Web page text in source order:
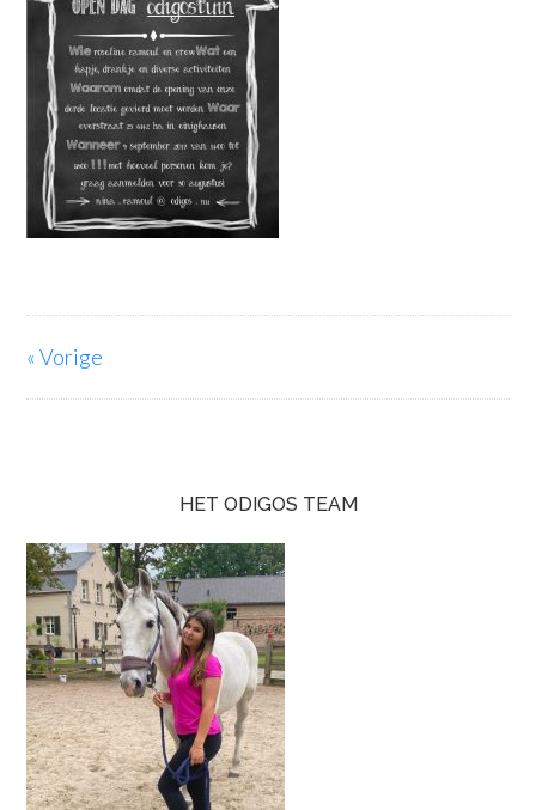
« Vorige
HET ODIGOS TEAM